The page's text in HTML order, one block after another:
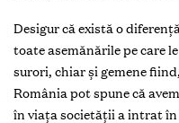
Desigur că există o
toate asemănările pe care
surori, chiar și gemene
România pot spune că
în viața societății a intrat